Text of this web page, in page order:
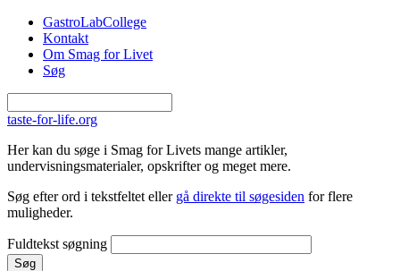
Gå til hovedindhold
GastroLabCollege
Kontakt
Om Smag for Livet
Søg
taste-for-life.org
Her kan du søge i Smag for Livets mange artikler,
undervisningsmaterialer, opskrifter og meget mere.
Søg efter ord i tekstfeltet eller gå direkte til søgesiden for flere
muligheder.
Fuldtekst søgning